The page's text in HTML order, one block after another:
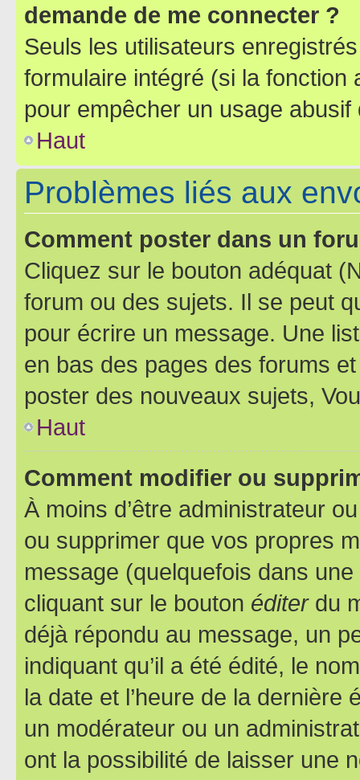
demande de me connecter ?
Seuls les utilisateurs
formulaire intégré (si la fonction
pour empêcher un usage
Haut
Problèmes liés aux
Comment poster dans un
Cliquez sur le bouton adéquat
forum ou des sujets. Il se peut
pour écrire un message. Une
en bas des pages des forums
poster des nouveaux sujets,
Haut
Comment modifier ou
À moins d’être administrateur
ou supprimer que vos propres
message (quelquefois dans
cliquant sur le bouton éditerdu
déjà répondu au message, un
indiquant qu’il a été édité, le
la date et l’heure de la dernière
un modérateur ou un
ont la possibilité de laisser une